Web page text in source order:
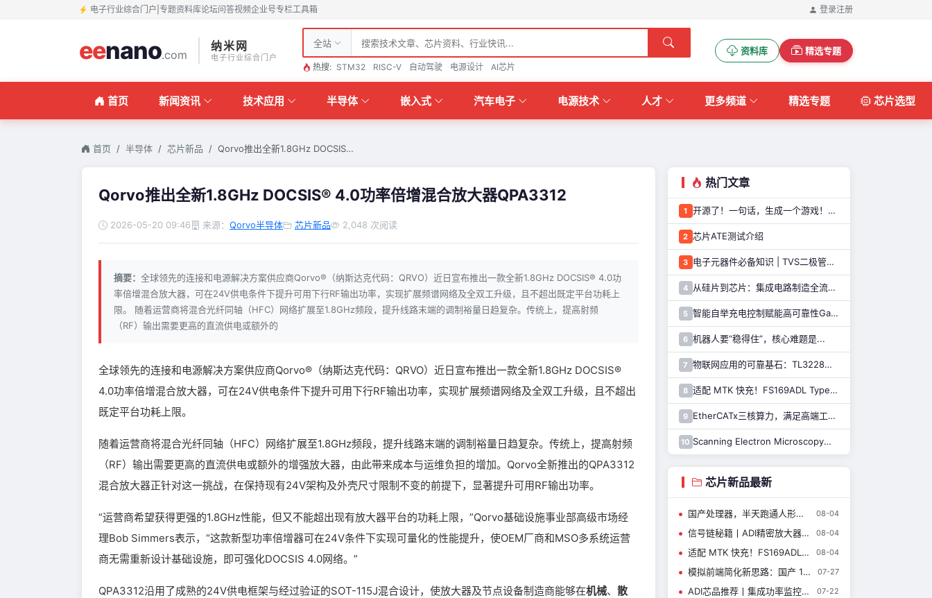
电子行业综合门户 专题资料库论坛问答视频企业号专栏工具箱 登录注册
eenano.com
纳米网
电子行业综合门户
全站
热搜: STM32 RISC-V 自动驾驶 电源设计 AI芯片
资料库 精选专题
首页 新闻资讯 技术应用 半导体 嵌入式 汽车电子 电源技术 人才 更多频道 精选专题 芯片选型
首页 半导体 芯片新品 Qorvo推出全新1.8GHz DOCSIS…
Qorvo推出全新1.8GHz DOCSIS® 4.0功率倍增混合放大器QPA3312
2026-05-20 09:46 来源： Qorvo半导体 芯片新品 2,048 次阅读
摘要： 全球领先的连接和电源解决方案供应商Qorvo®（纳斯达克代码：QRVO）近日宣布推出一款全新1.8GHz DOCSIS® 4.0功
率倍增混合放大器，可在24V供电条件下提升可用下行RF输出功率，实现扩展频谱网络及全双工升级，且不超出既定平台功耗上
限。 随着运营商将混合光纤同轴（HFC）网络扩展至1.8GHz频段，提升线路末端的调制裕量日趋复杂。传统上，提高射频
（RF）输出需要更高的直流供电或额外的
全球领先的连接和电源解决方案供应商Qorvo®（纳斯达克代码：QRVO）近日宣布推出一款全新1.8GHz DOCSIS®
4.0功率倍增混合放大器，可在24V供电条件下提升可用下行RF输出功率，实现扩展频谱网络及全双工升级，且不超出
既定平台功耗上限。
随着运营商将混合光纤同轴（HFC）网络扩展至1.8GHz频段，提升线路末端的调制裕量日趋复杂。传统上，提高射频
（RF）输出需要更高的直流供电或额外的增强放大器，由此带来成本与运维负担的增加。Qorvo全新推出的QPA3312
混合放大器正针对这一挑战，在保持现有24V架构及外壳尺寸限制不变的前提下，显著提升可用RF输出功率。
“运营商希望获得更强的1.8GHz性能，但又不能超出现有放大器平台的功耗上限，”Qorvo基础设施事业部高级市场经
理Bob Simmers表示，“这款新型功率倍增器可在24V条件下实现可量化的性能提升，使OEM厂商和MSO多系统运营
商无需重新设计基础设施，即可强化DOCSIS 4.0网络。”
QPA3312沿用了成熟的24V供电框架与经过验证的SOT-115J混合设计，使放大器及节点设备制造商能够在机械、 散
热门文章
1 开源了！一句话，生成一个游戏！这个AI游戏机，太好玩了
2 芯片ATE测试介绍
3 电子元器件必备知识 | TVS二极管的定义、原理、类型和应用优势
4 从硅片到芯片：集成电路制造全流程解析
5 智能自举充电控制赋能高可靠性GaN驱动，纳芯微推出110V半桥驱动芯片NSD2123
6 机器人要“稳得住”，核心难题是...
7 物联网应用的可靠基石：TL3228内置的硬件安全模块（HSM）详解
8 适配 MTK 快充！FS169ADL Type-A 快充芯片全新上线
9 EtherCATx三核算力，满足高端工业控制！纳芯微发布实时控制MCU/DSP NS800RTA7系列
10 Scanning Electron Microscopy扫描电子显微镜介绍（一）
芯片新品最新
国产处理器，半天跑通人形机器人 08-04
信号链秘籍丨ADI精密放大器与开关器件新品如何重新定义仪器设计？ 08-04
适配 MTK 快充！FS169ADL Type-A 快充芯片全新上线 08-04
模拟前端简化新思路：国产 14 位采集 ADC CBM14AD50Q 07-27
ADI芯品推荐丨集成功率监控器的高功率正热插拔控制器 07-22